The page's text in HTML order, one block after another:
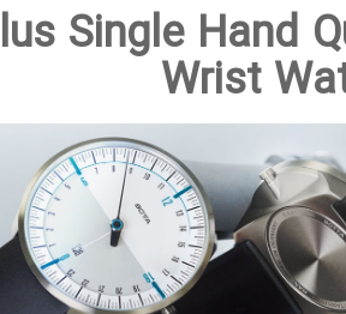
Single Hand
Wrist